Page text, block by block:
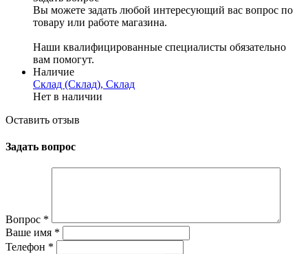
Вы можете задать любой интересующий вас вопрос по
товару или работе магазина.
Наши квалифицированные специалисты обязательно
вам помогут.
Наличие
Склад (Склад), Склад
Нет в наличии
Оставить отзыв
Задать вопрос
Вопрос *
Ваше имя *
Телефон *